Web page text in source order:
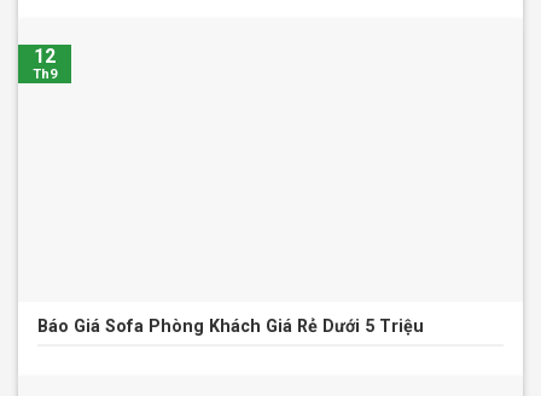
Báo Giá Sofa Phòng Khách Giá Rẻ Dưới 5 Triệu
12
Th9